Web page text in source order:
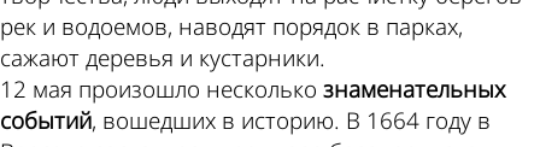
рек и водоемов, наводят порядок в парках,
сажают деревья и кустарники.
12 мая произошло несколько знаменательных
событий, вошедших в историю. В 1664 году в